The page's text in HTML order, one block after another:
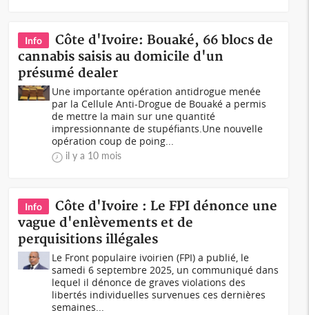
Info
Côte d'Ivoire: Bouaké, 66 blocs de
cannabis saisis au domicile d'un
présumé dealer
Une importante opération antidrogue menée
par la Cellule Anti-Drogue de Bouaké a permis
de mettre la main sur une quantité
impressionnante de stupéfiants.Une nouvelle
opération coup de poing...
il y a 10 mois
Info
Côte d'Ivoire : Le FPI dénonce une
vague d'enlèvements et de
perquisitions illégales
Le Front populaire ivoirien (FPI) a publié, le
samedi 6 septembre 2025, un communiqué dans
lequel il dénonce de graves violations des
libertés individuelles survenues ces dernières
semaines...